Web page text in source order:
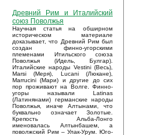
Древний Рим и Италийский
союз Поволжья
Научная статья на обширном
историческом материале
доказывает, что Древний Рим был
создан финно-угорскими
племенами Итильского союза
Поволжья (Идель, Булгар).
Италийские народы Vestini (Весь),
Marsi (Меря), Lucani (Люкане),
Marrucini (Мари) и другие до сих
пор проживают на Волге. Финно-
угоры называли Latinas
(Латинянами) германские народы
Поволжья, иначе Алтынами, что
буквально означает Золотые.
Крепость Альба-Лонго
именовалась Алтынбашем, а
поволжский Рим – Улак-Урум. Юго-